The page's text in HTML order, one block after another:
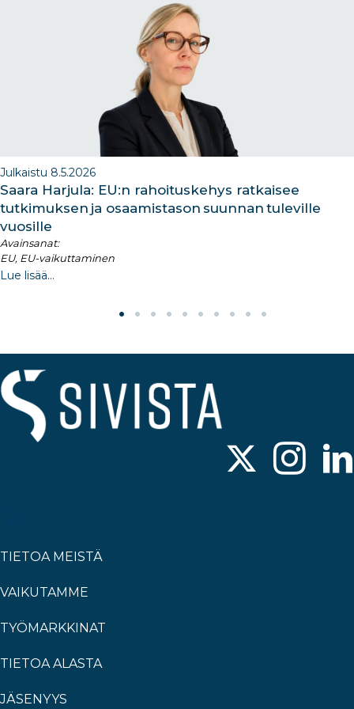
mn
Julkaistu 8.5.2026
Saara Harjula: EU:n rahoituskehys ratkaisee
tutkimuksen ja osaamistason suunnan tuleville
vuosille
Avainsanat:
EU, EU-vaikuttaminen
Lue lisää...
TIETOA MEISTÄ
VAIKUTAMME
TYÖMARKKINAT
TIETOA ALASTA
JÄSENYYS